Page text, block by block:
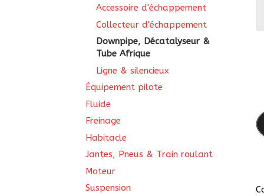
Accessoire d'échappement
Collecteur d'échappement
Downpipe, Décatalyseur &
Tube Afrique
Ligne & silencieux
Équipement pilote
Fluide
Freinage
Habitacle
Jantes, Pneus & Train roulant
Moteur
Suspension